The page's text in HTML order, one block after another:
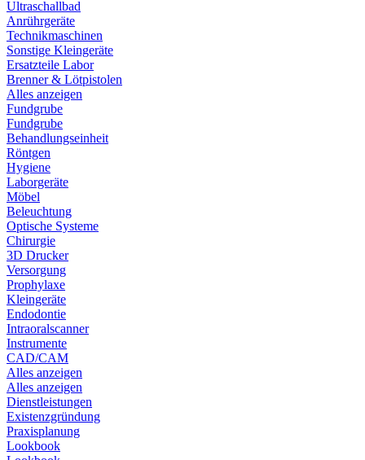
Ultraschallbad
Anrührgeräte
Technikmaschinen
Sonstige Kleingeräte
Ersatzteile Labor
Brenner & Lötpistolen
Alles anzeigen
Fundgrube
Fundgrube
Behandlungseinheit
Röntgen
Hygiene
Laborgeräte
Möbel
Beleuchtung
Optische Systeme
Chirurgie
3D Drucker
Versorgung
Prophylaxe
Kleingeräte
Endodontie
Intraoralscanner
Instrumente
CAD/CAM
Alles anzeigen
Alles anzeigen
Dienstleistungen
Existenzgründung
Praxisplanung
Lookbook